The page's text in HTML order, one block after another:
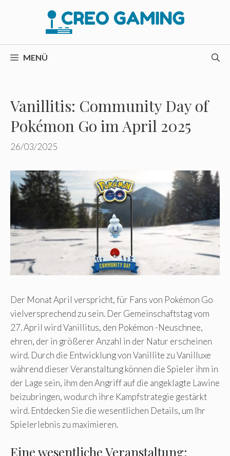
MENÜ
Vanillitis: Community Day of
Pokémon Go im April 2025
26/03/2025
Der Monat April verspricht, für Fans von Pokémon Go
vielversprechend zu sein. Der Gemeinschaftstag vom
27. April wird Vanillitus, den Pokémon -Neuschnee,
ehren, der in größerer Anzahl in der Natur erscheinen
wird. Durch die Entwicklung von Vanillite zu Vanilluxe
während dieser Veranstaltung können die Spieler ihm in
der Lage sein, ihm den Angriff auf die angeklagte Lawine
beizubringen, wodurch ihre Kampfstrategie gestärkt
wird. Entdecken Sie die wesentlichen Details, um Ihr
Spielerlebnis zu maximieren.
Eine wesentliche Veranstaltung: